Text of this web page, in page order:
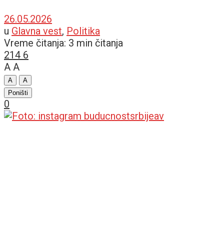
26.05.2026
u Glavna vest, Politika
Vreme čitanja: 3 min čitanja
214 6
A A
A
A
Poništi
0